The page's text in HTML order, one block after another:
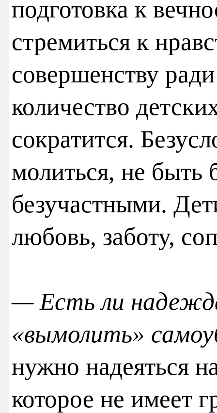
подготовка к
стремиться к
совершенству
количество
сократится.
молиться, не быть
безучастными.
любовь, заботу,
— Есть ли
«вымолить»
нужно надеяться
которое не имеет